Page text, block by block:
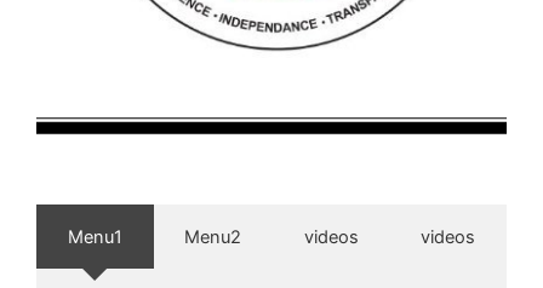
Menu1 Menu2 videos videos